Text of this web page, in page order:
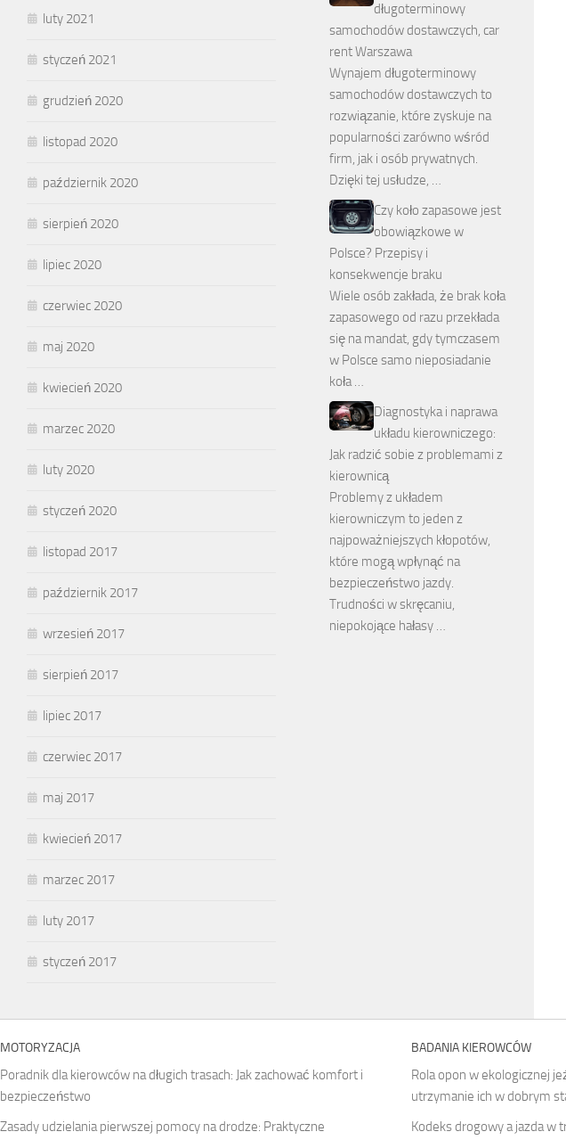
luty 2021
styczeń 2021
grudzień 2020
listopad 2020
październik 2020
sierpień 2020
lipiec 2020
czerwiec 2020
maj 2020
kwiecień 2020
marzec 2020
luty 2020
styczeń 2020
listopad 2017
październik 2017
wrzesień 2017
sierpień 2017
lipiec 2017
czerwiec 2017
maj 2017
kwiecień 2017
marzec 2017
luty 2017
styczeń 2017
długoterminowy
samochodów dostawczych, car
rent Warszawa
Wynajem długoterminowy
samochodów dostawczych to
rozwiązanie, które zyskuje na
popularności zarówno wśród
firm, jak i osób prywatnych.
Dzięki tej usłudze, …
Czy koło zapasowe jest
obowiązkowe w
Polsce? Przepisy i
konsekwencje braku
Wiele osób zakłada, że brak koła
zapasowego od razu przekłada
się na mandat, gdy tymczasem
w Polsce samo nieposiadanie
koła …
Diagnostyka i naprawa
układu kierowniczego:
Jak radzić sobie z problemami z
kierownicą
Problemy z układem
kierowniczym to jeden z
najpoważniejszych kłopotów,
które mogą wpłynąć na
bezpieczeństwo jazdy.
Trudności w skręcaniu,
niepokojące hałasy …
MOTORYZACJA
Poradnik dla kierowców na długich trasach: Jak zachować komfort i
bezpieczeństwo
Zasady udzielania pierwszej pomocy na drodze: Praktyczne
BADANIA KIEROWCÓW
Rola opon w ekologicznej
utrzymanie ich w dobrym
Kodeks drogowy a jazda w